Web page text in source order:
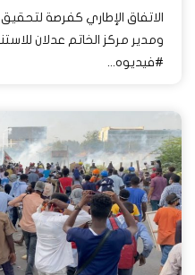
الاتفاق الإطاري كفرصة لتحقيق
ومدير مركز الخاتم عدلان
#فيديوه...